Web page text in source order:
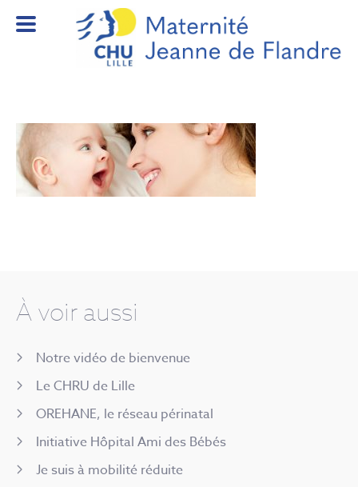
À voir aussi
Notre vidéo de bienvenue
Le CHRU de Lille
OREHANE, le réseau périnatal
Initiative Hôpital Ami des Bébés
Je suis à mobilité réduite